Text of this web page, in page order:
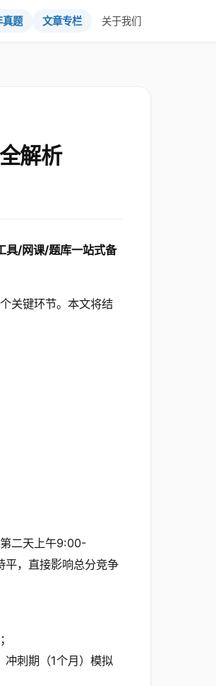
真题 文章专栏 关于我们
解析
具/网课/题库一站式备
关键环节。本文将结
二天上午9:00-
平，直接影响总分竞争
刺期（1个月）模拟